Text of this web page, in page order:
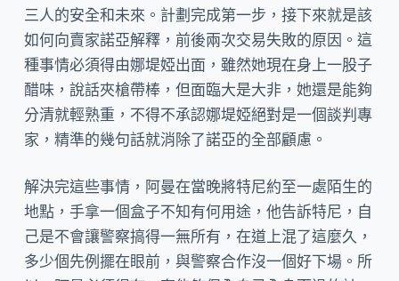
三人的安全和未來。計劃完成第一步，接下來就是該
如何向賣家諾亞解釋，前後兩次交易失敗的原因。這
種事情必須得由娜堤婭出面，雖然她現在身上一股子
醋味，說話夾槍帶棒，但面臨大是大非，她還是能夠
分清就輕熟重，不得不承認娜堤婭絕對是一個談判專
家，精準的幾句話就消除了諾亞的全部顧慮。
解決完這些事情，阿曼在當晚將特尼約至一處陌生的
地點，手拿一個盒子不知有何用途，他告訴特尼，自
己是不會讓警察搞得一無所有，在道上混了這麼久，
多少個先例擺在眼前，與警察合作沒一個好下場。所